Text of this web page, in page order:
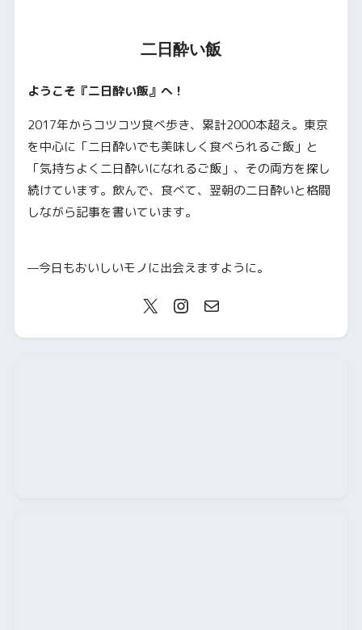
二日酔い飯
ようこそ『二日酔い飯』へ！
2017年からコツコツ食べ歩き、累計2000本超え。東京
を中心に「二日酔いでも美味しく食べられるご飯」と
「気持ちよく二日酔いになれるご飯」、その両方を探し
続けています。飲んで、食べて、翌朝の二日酔いと格闘
しながら記事を書いています。
—今日もおいしいモノに出会えますように。